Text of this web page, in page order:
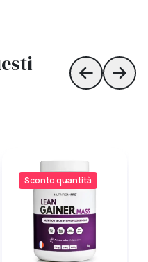
Skip toSkip
Sconto quantità